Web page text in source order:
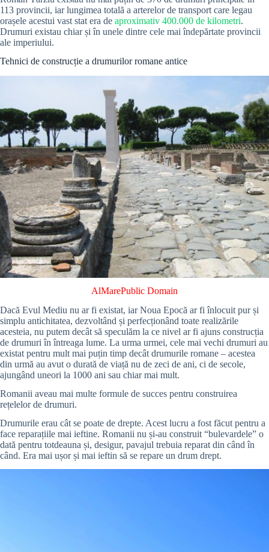
113 provincii, iar lungimea totală a arterelor de transport care legau
orașele acestui vast stat era de aproximativ 400.000 de kilometri.
Drumuri existau chiar și în unele dintre cele mai îndepărtate provincii
ale imperiului.
Tehnici de construcție a drumurilor romane antice
AlMarePublic Domain
Dacă Evul Mediu nu ar fi existat, iar Noua Epocă ar fi înlocuit pur și
simplu antichitatea, dezvoltând și perfecționând toate realizările
acesteia, nu putem decât să speculăm la ce nivel ar fi ajuns construcția
de drumuri în întreaga lume. La urma urmei, cele mai vechi drumuri au
existat pentru mult mai puțin timp decât drumurile romane – acestea
din urmă au avut o durată de viață nu de zeci de ani, ci de secole,
ajungând uneori la 1000 ani sau chiar mai mult.
Romanii aveau mai multe formule de succes pentru construirea
rețelelor de drumuri.
Drumurile erau cât se poate de drepte. Acest lucru a fost făcut pentru a
face reparațiile mai ieftine. Romanii nu și-au construit “bulevardele” o
dată pentru totdeauna și, desigur, pavajul trebuia reparat din când în
când. Era mai ușor și mai ieftin să se repare un drum drept.